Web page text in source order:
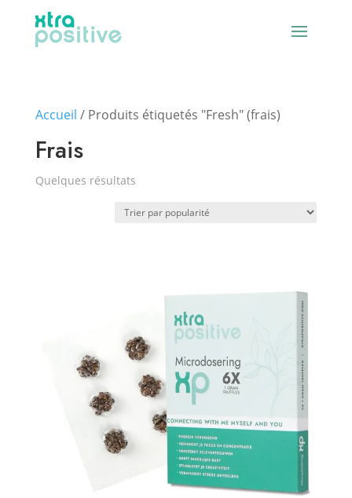
Accueil / Produits étiquetés "Fresh" (frais)
Frais
Quelques résultats